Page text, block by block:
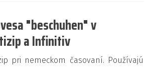
"beschuhen" v
a Infinitiv
pri nemeckom časovaní. Používajú